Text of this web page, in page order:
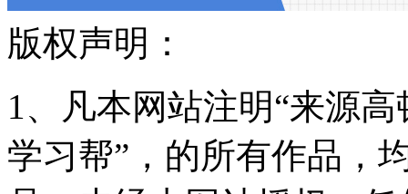
版权声明：
1、凡本网站注明“来源
学习帮”，的所有作品，